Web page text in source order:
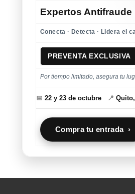
Expertos Antifraude
Conecta · Detecta · Lidera el
PREVENTA EXCLUSIVA
Por tiempo limitado, asegura tu
📅 22 y 23 de octubre 📍
Compra tu entrada ›